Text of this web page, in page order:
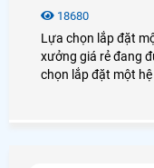
18680
Lựa chọn lắp đặt
xưởng giá rẻ đang
chọn lắp đặt một